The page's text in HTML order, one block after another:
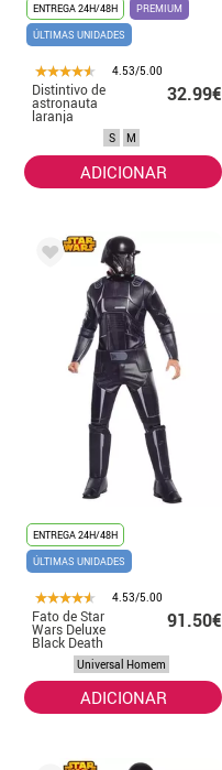
ENTREGA 24H/48H
PREMIUM
ÚLTIMAS UNIDADES
4.53/5.00
Distintivo de
astronauta
laranja
masculino
32.99€
S M
ADICIONAR
ENTREGA 24H/48H
ÚLTIMAS UNIDADES
4.53/5.00
Fato de Star
Wars Deluxe
Black Death
Trooper para
91.50€
Universal Homem
ADICIONAR